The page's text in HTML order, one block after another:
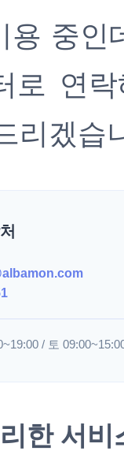
용 중인
로 연
리겠습
/ 토
한 서